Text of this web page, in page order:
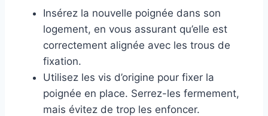
Insérez la nouvelle poignée dans son
logement, en vous assurant qu’elle est
correctement alignée avec les trous de
fixation.
Utilisez les vis d’origine pour fixer la
poignée en place. Serrez-les fermement,
mais évitez de trop les enfoncer.